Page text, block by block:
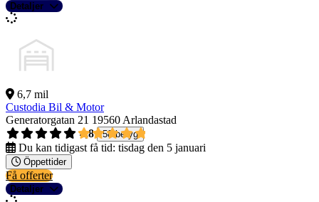
Detaljer
6,7 mil
Custodia Bil & Motor
Generatorgatan 21 19560 Arlandastad
4,8
58 betyg
Du kan tidigast få tid: tisdag den 5 januari
Öppettider
Få offerter
Detaljer